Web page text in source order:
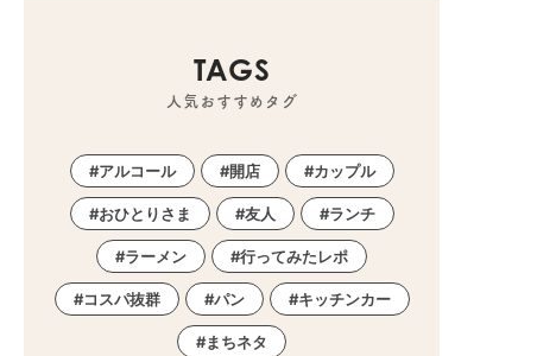
TAGS
人気おすすめタグ
アルコール 開店 カップル
おひとりさま 友人 ランチ
ラーメン 行ってみたレポ
コスパ抜群 パン キッチンカー
まちネタ